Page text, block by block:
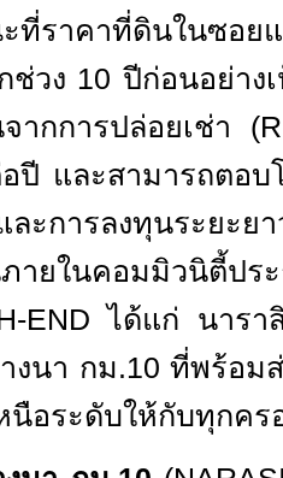
ที่ราคาที่ดินในซอย
ช่วง 10 ปีก่อนอย่าง
ากการปล่อยเช่า (
ปี และสามารถตอบ
ละการลงทุนระยะย
ายในคอมมิวนิตี้ป
ENDได้แก่ นารา
งนา กม.10ที่พร้อม
นือระดับให้กับทุกคร